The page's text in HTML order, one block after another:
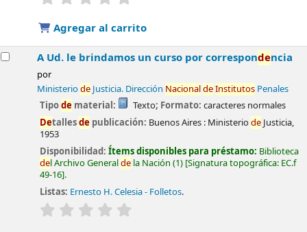
Agregar al carrito
A Ud. le brindamos un curso por correspondencia
por
Ministeriode Justicia. Dirección NacionaldeInstitutos Penales
Tipode material: Texto; Formato: caracteres normales
Detallesde publicación: Buenos Aires : Ministeriode Justicia,
1953
Disponibilidad:Ítems disponibles para préstamo: Biblioteca
del Archivo Generalde la Nación (1) Signatura topográfica: EC.f
49-16 .
Listas: Ernesto H. Celesia - Folletos.
valoración